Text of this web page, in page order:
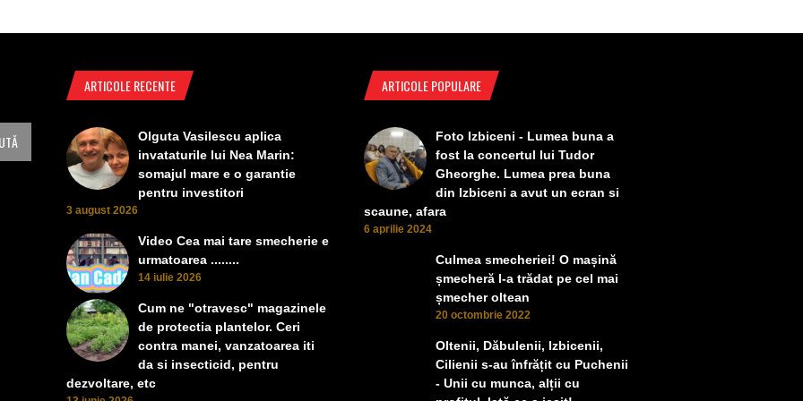
ARTICOLE RECENTE
Olguta Vasilescu aplica
invataturile lui Nea Marin:
somajul mare e o garantie
pentru investitori
3 august 2026
Video Cea mai tare smecherie e
urmatoarea ........
14 iulie 2026
Cum ne "otravesc" magazinele
de protectia plantelor. Ceri
contra manei, vanzatoarea iti
da si insecticid, pentru
dezvoltare, etc
ARTICOLE POPULARE
Foto Izbiceni - Lumea buna a
fost la concertul lui Tudor
Gheorghe. Lumea prea buna
din Izbiceni a avut un ecran si
scaune, afara
6 aprilie 2024
Culmea smecheriei! O mașină
șmecheră l-a trădat pe cel mai
șmecher oltean
20 octombrie 2022
Oltenii, Dăbulenii, Izbicenii,
Cilienii s-au înfrățit cu Puchenii
- Unii cu munca, alții cu